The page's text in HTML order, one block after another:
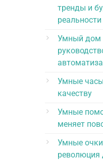
тренды и
реальности
Умный дом
Умные
качеству
Умные
меняет
Умные
революция